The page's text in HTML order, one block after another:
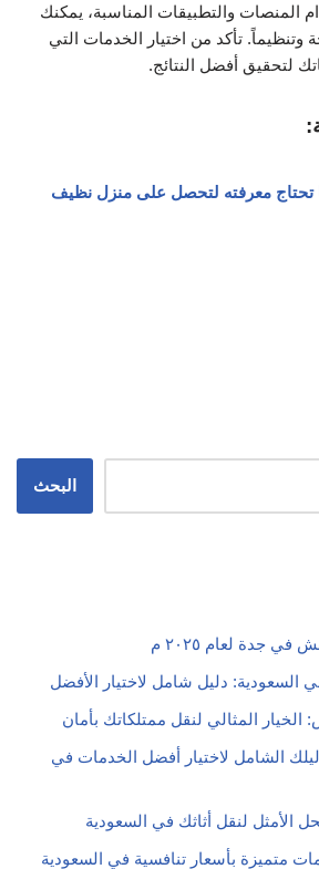
المنصات والتطبيقات المناسبة، يمكنك
وتنظيماً. تأكد من اختيار الخدمات التي
لتحقيق أفضل النتائج.
معرفته لتحصل على منزل نظيف
البحث
دليل شامل لاختيار الأفضل
المثالي لنقل ممتلكاتك بأمان
الشامل لاختيار أفضل الخدمات في
الأمثل لنقل أثاثك في السعودية
متميزة بأسعار تنافسية في السعودية